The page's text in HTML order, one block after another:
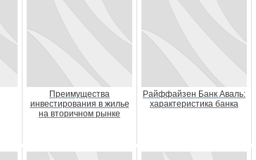
Преимущества
инвестирования в жилье
на вторичном рынке
Райффайзен Банк Аваль:
характеристика банка